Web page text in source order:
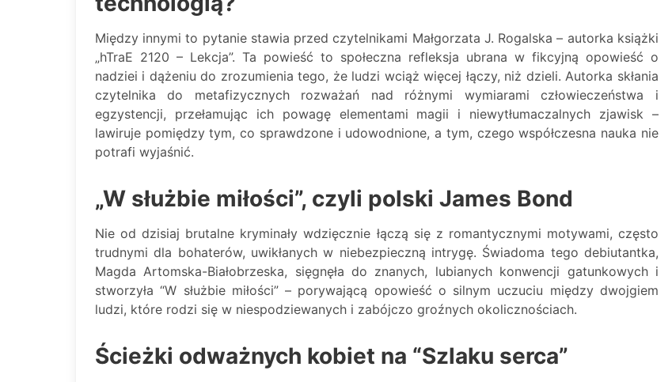
Między innymi to pytanie stawia przed czytelnikami Małgorzata J. Rogalska – autorka książki
„hTraE 2120 – Lekcja”. Ta powieść to społeczna refleksja ubrana w fikcyjną opowieść o
nadziei i dążeniu do zrozumienia tego, że ludzi wciąż więcej łączy, niż dzieli. Autorka skłania
czytelnika do metafizycznych rozważań nad różnymi wymiarami człowieczeństwa i
egzystencji, przełamując ich powagę elementami magii i niewytłumaczalnych zjawisk –
lawiruje pomiędzy tym, co sprawdzone i udowodnione, a tym, czego współczesna nauka nie
potrafi wyjaśnić.
„W służbie miłości”, czyli polski James Bond
Nie od dzisiaj brutalne kryminały wdzięcznie łączą się z romantycznymi motywami, często
trudnymi dla bohaterów, uwikłanych w niebezpieczną intrygę. Świadoma tego debiutantka,
Magda Artomska-Białobrzeska, sięgnęła do znanych, lubianych konwencji gatunkowych i
stworzyła “W służbie miłości” – porywającą opowieść o silnym uczuciu między dwojgiem
ludzi, które rodzi się w niespodziewanych i zabójczo groźnych okolicznościach.
Ścieżki odważnych kobiet na “Szlaku serca”